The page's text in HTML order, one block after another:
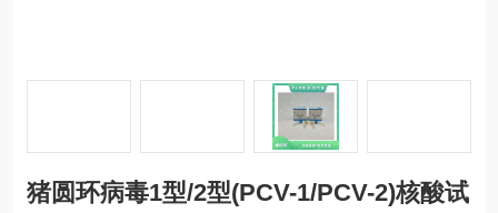
猪圆环病毒1型/2型(PCV-1/PCV-2)核酸试